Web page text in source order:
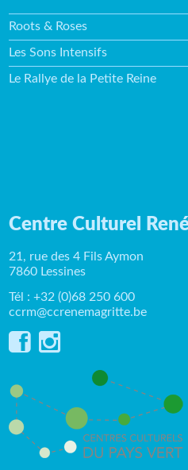
Roots & Roses
Les Sons Intensifs
Le Rallye de la Petite Reine
Centre Culturel
21, rue des 4 Fils Aymon
7860 Lessines
Tél : +32 (0)68 250 600
ccrm@ccrenemagritte.be